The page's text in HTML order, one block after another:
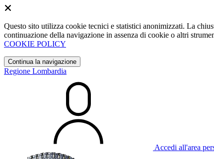
Questo sito utilizza cookie tecnici e statistici anonimizzati. La
continuazione della navigazione in assenza di cookie o altri
COOKIE POLICY
Continua la navigazione
Regione Lombardia
Accedi all'area